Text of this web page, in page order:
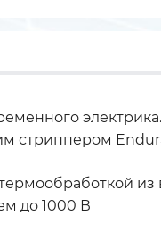
до 1000 В